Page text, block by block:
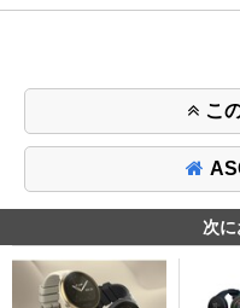
こ
次に